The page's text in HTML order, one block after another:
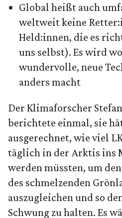
Global heißt auch
weltweit keine
Held:innen, die es
uns selbst). Es wird
wundervolle, neue
anders macht
Der Klimaforscher
berichtete einmal, sie
ausgerechnet, wie viel
täglich in der Arktis ins
werden müssten, um
des schmelzenden
auszugleichen und so
Schwung zu halten. Es